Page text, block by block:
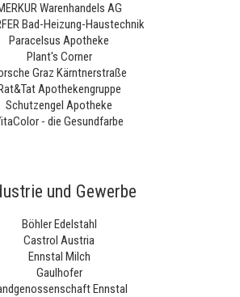
Warenhandels AG
Bad-Heizung-Haustechnik
Paracelsus Apotheke
Plant's Corner
Graz Kärntnerstraße
Apothekengruppe
Schutzengel Apotheke
- die Gesundfarbe
und Gewerbe
Böhler Edelstahl
Castrol Austria
Ennstal Milch
Gaulhofer
Ennstal